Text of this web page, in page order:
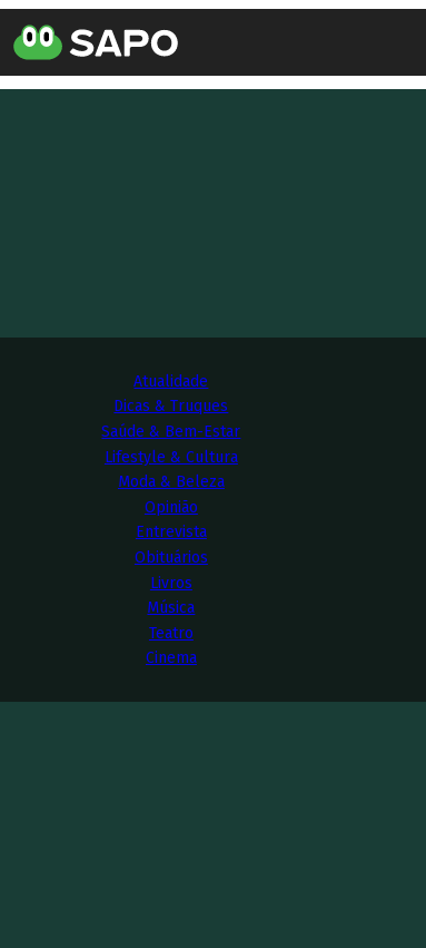
Atualidade
Dicas & Truques
Saúde & Bem-Estar
Lifestyle & Cultura
Moda & Beleza
Opinião
Entrevista
Obituários
Livros
Música
Teatro
Cinema